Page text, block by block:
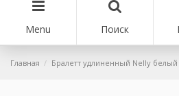
Menu Поиск
Главная Бралетт удлиненный Nelly белый